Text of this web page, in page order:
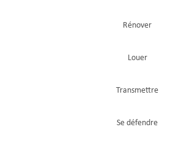
Rénover
Louer
Transmettre
Se défendre